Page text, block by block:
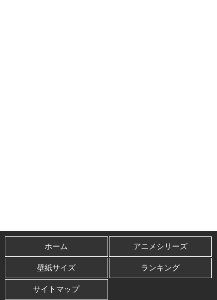
ホーム アニメシリーズ
壁紙サイズ ランキング
サイトマップ